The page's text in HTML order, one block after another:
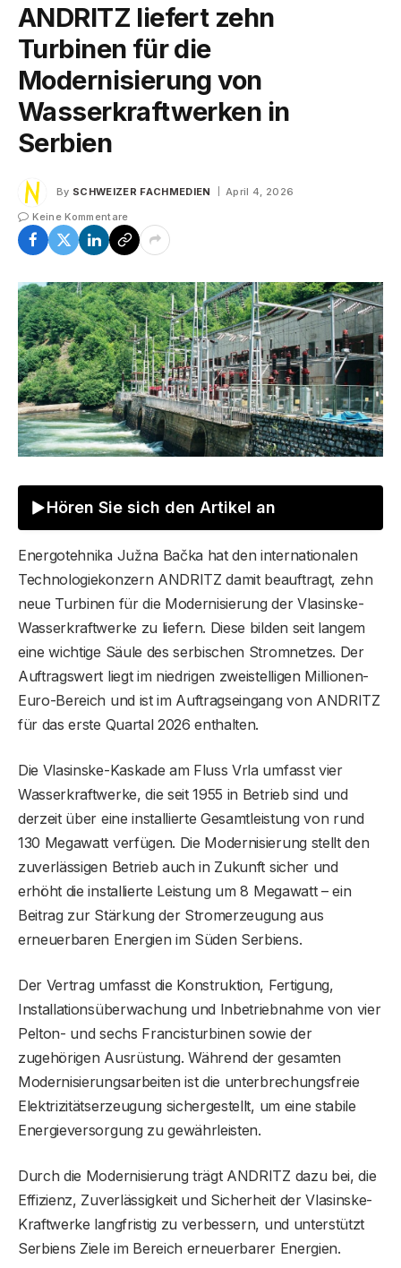
ANDRITZ liefert zehn
Turbinen für die
Modernisierung von
Wasserkraftwerken in
Serbien
By SCHWEIZER FACHMEDIEN
April 4, 2026
Keine Kommentare
Hören Sie sich den Artikel an
Energotehnika Južna Bačka hat den internationalen
Technologiekonzern ANDRITZ damit beauftragt, zehn
neue Turbinen für die Modernisierung der Vlasinske-
Wasserkraftwerke zu liefern. Diese bilden seit langem
eine wichtige Säule des serbischen Stromnetzes. Der
Auftragswert liegt im niedrigen zweistelligen Millionen-
Euro-Bereich und ist im Auftragseingang von ANDRITZ
für das erste Quartal 2026 enthalten.
Die Vlasinske-Kaskade am Fluss Vrla umfasst vier
Wasserkraftwerke, die seit 1955 in Betrieb sind und
derzeit über eine installierte Gesamtleistung von rund
130 Megawatt verfügen. Die Modernisierung stellt den
zuverlässigen Betrieb auch in Zukunft sicher und
erhöht die installierte Leistung um 8 Megawatt – ein
Beitrag zur Stärkung der Stromerzeugung aus
erneuerbaren Energien im Süden Serbiens.
Der Vertrag umfasst die Konstruktion, Fertigung,
Installationsüberwachung und Inbetriebnahme von vier
Pelton- und sechs Francisturbinen sowie der
zugehörigen Ausrüstung. Während der gesamten
Modernisierungsarbeiten ist die unterbrechungsfreie
Elektrizitätserzeugung sichergestellt, um eine stabile
Energieversorgung zu gewährleisten.
Durch die Modernisierung trägt ANDRITZ dazu bei, die
Effizienz, Zuverlässigkeit und Sicherheit der Vlasinske-
Kraftwerke langfristig zu verbessern, und unterstützt
Serbiens Ziele im Bereich erneuerbarer Energien.